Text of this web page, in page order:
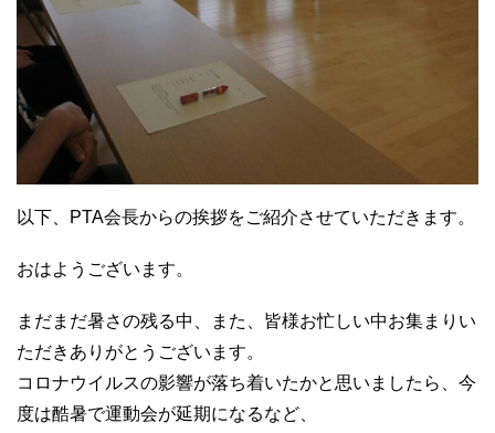
以下、PTA会長からの挨拶をご紹介させていただきます。
おはようございます。
まだまだ暑さの残る中、また、皆様お忙しい中お集まりい
ただきありがとうございます。
コロナウイルスの影響が落ち着いたかと思いましたら、今
度は酷暑で運動会が延期になるなど、